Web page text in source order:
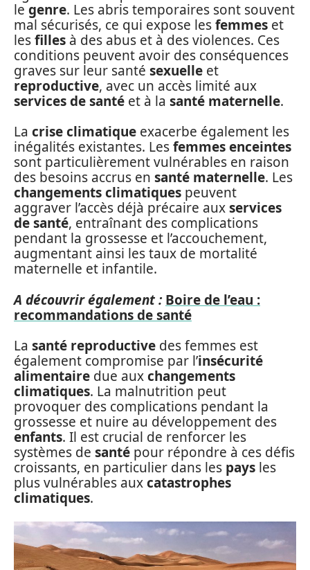
le genre. Les abris temporaires sont souvent
mal sécurisés, ce qui expose lesfemmes et
lesfilles à des abus et à des violences. Ces
conditions peuvent avoir des conséquences
graves sur leur santé sexuelle et
reproductive, avec un accès limité aux
services de santé et à la santé maternelle.
La crise climatique exacerbe également les
inégalités existantes. Lesfemmes enceintes
sont particulièrement vulnérables en raison
des besoins accrus en santé maternelle. Les
changements climatiques peuvent
aggraver l’accès déjà précaire auxservices
de santé, entraînant des complications
pendant la grossesse et l’accouchement,
augmentant ainsi les taux de mortalité
maternelle et infantile.
A découvrir également : Boire de l’eau :
recommandations de santé
La santé reproductive des femmes est
également compromise par l’insécurité
alimentaire due auxchangements
climatiques. La malnutrition peut
provoquer des complications pendant la
grossesse et nuire au développement des
enfants. Il est crucial de renforcer les
systèmes de santé pour répondre à ces défis
croissants, en particulier dans les pays les
plus vulnérables auxcatastrophes
climatiques.